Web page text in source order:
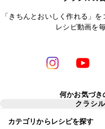
「きちんとおいしく作れる」
レシピ動画を
何かお気づき
クラシ
カテゴリからレシピを探す